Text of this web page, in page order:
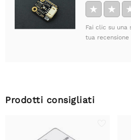
★ ★
Fai clic su
tua recensione
Prodotti consigliati